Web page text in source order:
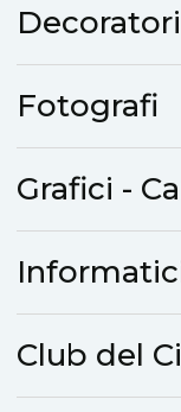
Fotografi
Grafici -
Club del